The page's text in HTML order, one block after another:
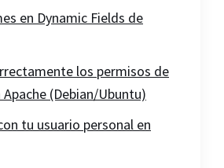
en Dynamic Fields de
los permisos de
(Debian/Ubuntu)
tu usuario personal en